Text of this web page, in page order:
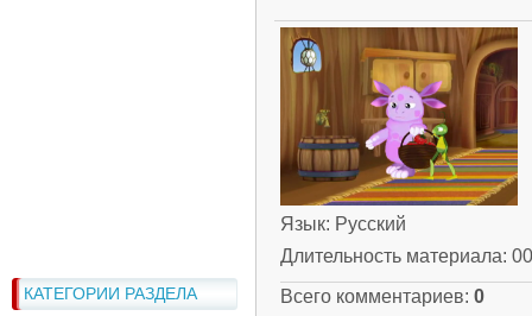
КАТЕГОРИИ РАЗДЕЛА
Язык: Русский
Длительность материала:
Всего комментариев: 0